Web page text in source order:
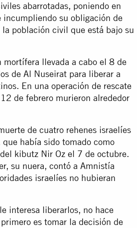
abarrotadas, poniendo en
incumpliendo su obligación de
población civil que está bajo su
llevada a cabo el 8 de
de Al Nuseirat para liberar a
En una operación de rescate
de febrero murieron alrededor
de cuatro rehenes israelíes
que había sido tomado como
kibutz Nir Oz el 7 de octubre.
su nuera, contó a Amnistía
israelíes no hubieran
interesa liberarlos, no hace
es tomar la decisión de